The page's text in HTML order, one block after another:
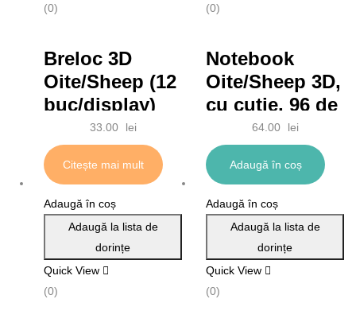
(0)
Breloc 3D
Oite/Sheep (12
buc/display)
33.00 lei
Citește mai mult
(0)
Notebook
Oite/Sheep 3D,
cu cutie, 96 de
pagini, 13 x 18
cm (6
buc/display)
64.00 lei
Adaugă în coș
Adaugă în coș
Adaugă la lista de
dorințe
Quick View
(0)
Adaugă în coș
Adaugă la lista de
dorințe
Quick View
(0)